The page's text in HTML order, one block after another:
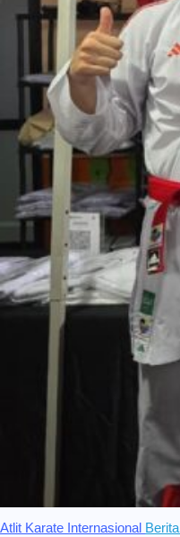
Atlit Karate Internasional Berita